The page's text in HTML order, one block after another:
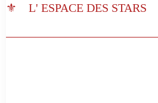
⚜️ L' ESPACE DES